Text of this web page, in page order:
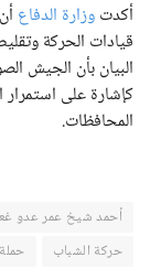
أكدتوزارة الدفاع
قيادات الحركة
البيان بأن الجيش
كإشارة على
المحافظات.
أحمد شيخ عمر عدو
حركة الشباب